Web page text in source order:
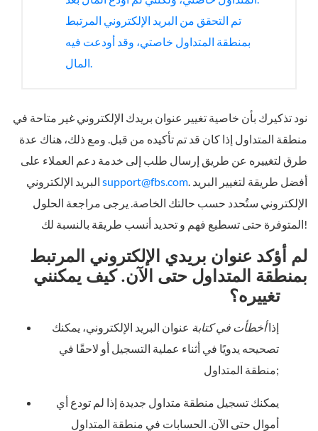
تم التحقق من البريد الإلكتروني المرتبط
بمنطقة المتداول خاصتي، وقد أودعت فيه
نود تذكيرك بأن خاصية تغيير عنوان بريدك الإلكتروني غير متاحة في
منطقة المتداول إذا كان قد تم تأكيده من قبل. ومع ذلك، هناك عدة
طرق لتغييره عن طريق إرسال طلب إلى خدمة دعم العملاء على
support@fbs.com
الإلكتروني ستُحدد حسب حالتك الخاصة. يرجى مراجعة الحلول
المتوفرة حتى تسطيع فهم و تحديد أنسب طريقة بالنسبة لك!
لم أؤكد عنوان بريدي الإلكتروني المرتبط
بمنطقة المتداول حتى الآن. كيف يمكنني
تغييره؟
إذاأخطأت في كتابة عنوان البريد الإلكتروني، يمكنك
تصحيحه يدويًا في أثناء عملية التسجيل أو لاحقًا في
منطقة المتداول;
يمكنك تسجيل منطقة متداول جديدة إذا لم تودع أي
أموال حتى الآن. الحسابات في منطقة المتداول